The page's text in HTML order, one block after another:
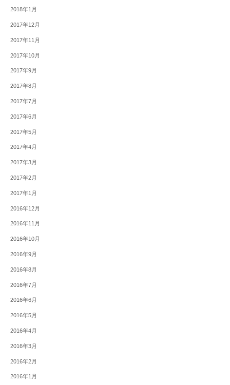
2018年1月
2017年12月
2017年11月
2017年10月
2017年9月
2017年8月
2017年7月
2017年6月
2017年5月
2017年4月
2017年3月
2017年2月
2017年1月
2016年12月
2016年11月
2016年10月
2016年9月
2016年8月
2016年7月
2016年6月
2016年5月
2016年4月
2016年3月
2016年2月
2016年1月